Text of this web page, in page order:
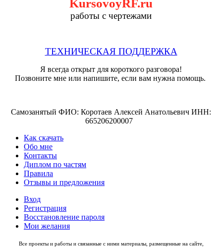
работы с чертежами
ТЕХНИЧЕСКАЯ ПОДДЕРЖКА
Я всегда открыт для короткого разговора!
Позвоните мне или напишите, если вам нужна помощь.
Самозанятый ФИО: Коротаев Алексей Анатольевич ИНН:
665206200007
Как скачать
Обо мне
Контакты
Диплом по частям
Правила
Отзывы и предложения
Вход
Регистрация
Восстановление пароля
Мои желания
Все проекты и работы и связанные с ними материалы, размещенные на сайте,